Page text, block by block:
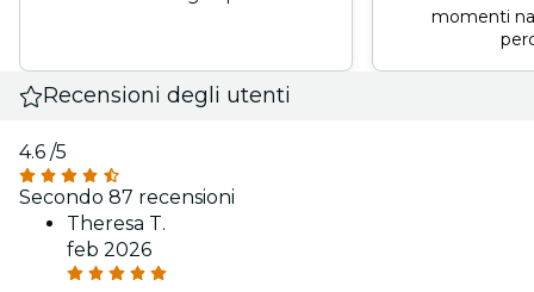
momenti
Recensioni degli utenti
4.6 /5
Secondo 87 recensioni
Theresa T.
feb 2026